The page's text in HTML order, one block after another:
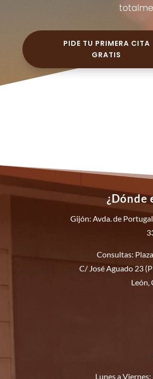
PIDE TU PRIMERA CITA
GRATIS
¿Dónde
Gijón: Avda. de
Consultas:
C/ José Aguado 23
León,
Lunes a